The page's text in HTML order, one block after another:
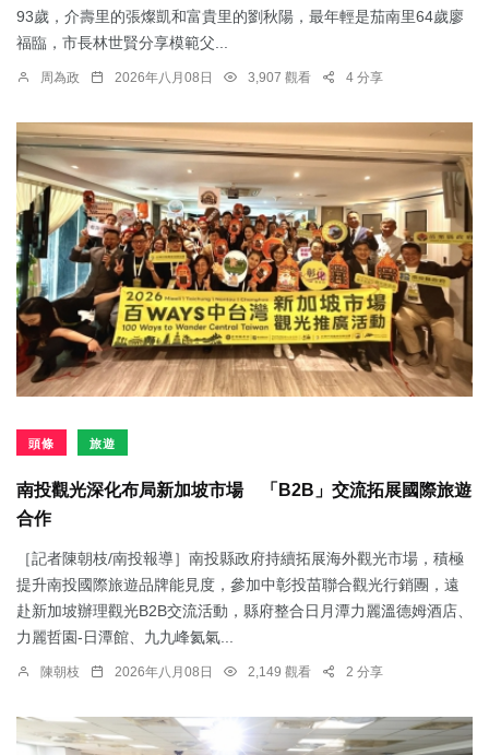
93歲，介壽里的張燦凱和富貴里的劉秋陽，最年輕是茄南里64歲廖
福臨，市長林世賢分享模範父...
周為政 2026年八月08日 3,907 觀看 4 分享
頭條 旅遊
南投觀光深化布局新加坡市場 「B2B」交流拓展國際旅遊
合作
［記者陳朝枝/南投報導］南投縣政府持續拓展海外觀光市場，積極
提升南投國際旅遊品牌能見度，參加中彰投苗聯合觀光行銷團，遠
赴新加坡辦理觀光B2B交流活動，縣府整合日月潭力麗溫德姆酒店、
力麗哲園-日潭館、九九峰氦氣...
陳朝枝 2026年八月08日 2,149 觀看 2 分享